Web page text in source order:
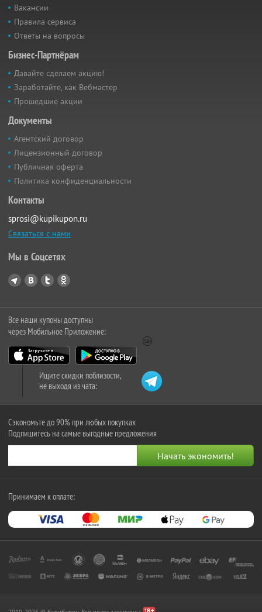
Вакансии
Правила сервиса
Ответы на вопросы
Бизнес-Партнёрам
Давайте сделаем акцию!
Заработайте, как Вебмастер
Прошедшие акции
Документы
Агентский договор
Лицензионный договор
Публичная оферта
Политика конфиденциальности
Контакты
sprosi@kupikupon.ru
Связаться с нами
Мы в Соцсетях
Все наши купоны доступны
через Мобильное Приложение:
Ищите скидки поблизости,
не выходя из чата:
Сэкономьте до 90% при любых покупках
Подпишитесь на самые выгодные предложения
Принимаем к оплате: